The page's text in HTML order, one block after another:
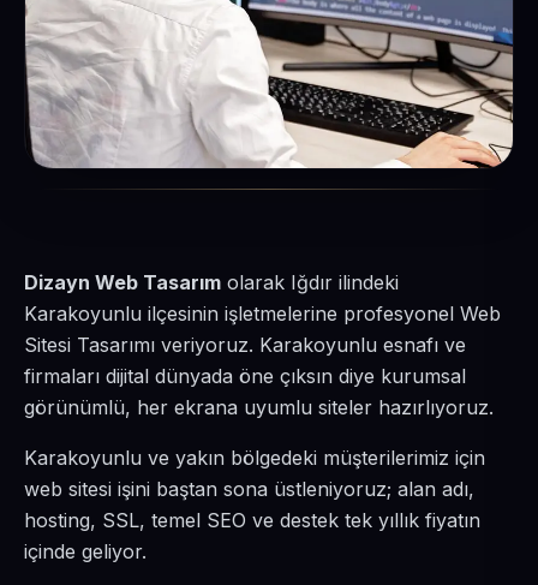
Dizayn Web Tasarım olarak Iğdır ilindeki
Karakoyunlu ilçesinin işletmelerine profesyonel Web
Sitesi Tasarımı veriyoruz. Karakoyunlu esnafı ve
firmaları dijital dünyada öne çıksın diye kurumsal
görünümlü, her ekrana uyumlu siteler hazırlıyoruz.
Karakoyunlu ve yakın bölgedeki müşterilerimiz için
web sitesi işini baştan sona üstleniyoruz; alan adı,
hosting, SSL, temel SEO ve destek tek yıllık fiyatın
içinde geliyor.